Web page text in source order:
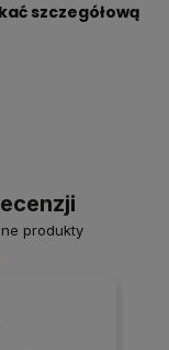
szczegółową
produkty